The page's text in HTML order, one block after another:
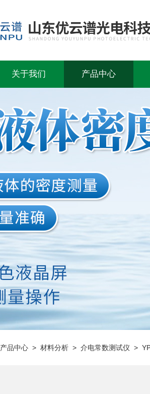
关于我们 产品中心
产品中心 >材料分析 >介电常数测试仪 >